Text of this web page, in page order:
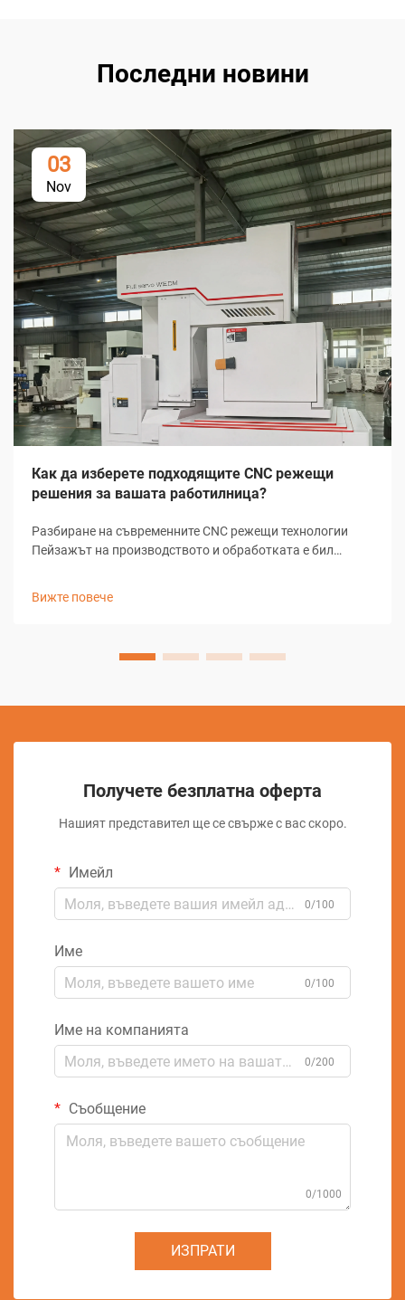
Последни новини
03
Nov
Как да изберете подходящите CNC режещи
решения за вашата работилница?
Разбиране на съвременните CNC режещи технологии
Пейзажът на производството и обработката е бил
Вижте повече
Получете безплатна оферта
Нашият представител ще се свърже с вас скоро.
Имейл
0/100
Име
0/100
Име на компанията
0/200
Съобщение
0/1000
ИЗПРАТИ